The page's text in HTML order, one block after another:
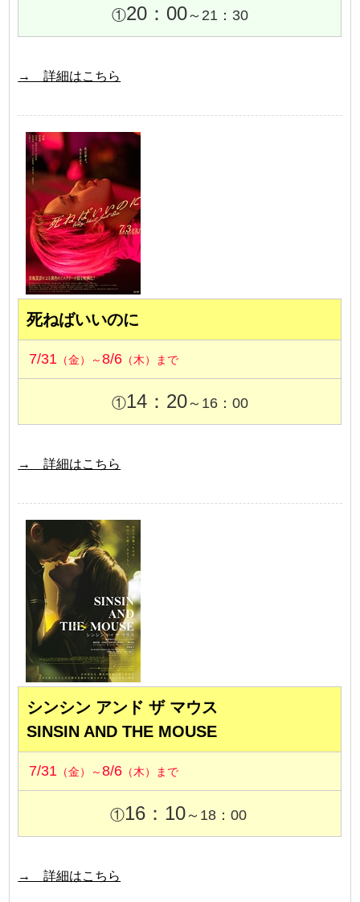
①20：00～21：30
→ 詳細はこちら
死ねばいいのに
7/31 （金）～8/6 （木）まで
①14：20～16：00
→ 詳細はこちら
シンシン アンド ザ マウス
SINSIN AND THE MOUSE
7/31 （金）～8/6 （木）まで
①16：10～18：00
→ 詳細はこちら